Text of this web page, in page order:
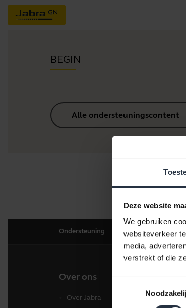
Deze website
We gebruiken
websiteverkeer
media,
verstrekt of die
BEGIN
Alle ondersteuningscontent
Ondersteuning
Over ons
Over Jabra